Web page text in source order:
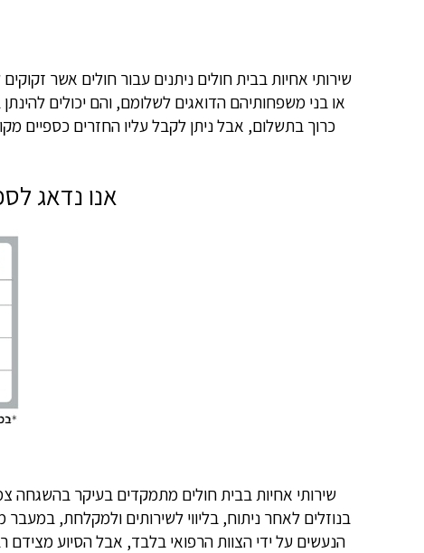
שירותי אחיות בבית חולים ניתנים עבור חולים אשר
או בני משפחותיהם הדואגים לשלומם, והם יכולים
כרוך בתשלום, אבל ניתן לקבל עליו החזרים
אנו נדאג
שירותי אחיות בבית חולים מתמקדים בעיקר בהשגחה
בנוזלים לאחר ניתוח, בליווי לשירותים ולמקלחת,
הנעשים על ידי הצוות הרפואי בלבד, אבל הסיוע